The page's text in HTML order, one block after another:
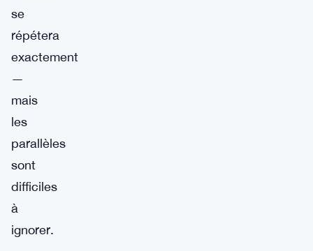
se
répétera
exactement
—
mais
les
parallèles
sont
difficiles
à
ignorer.